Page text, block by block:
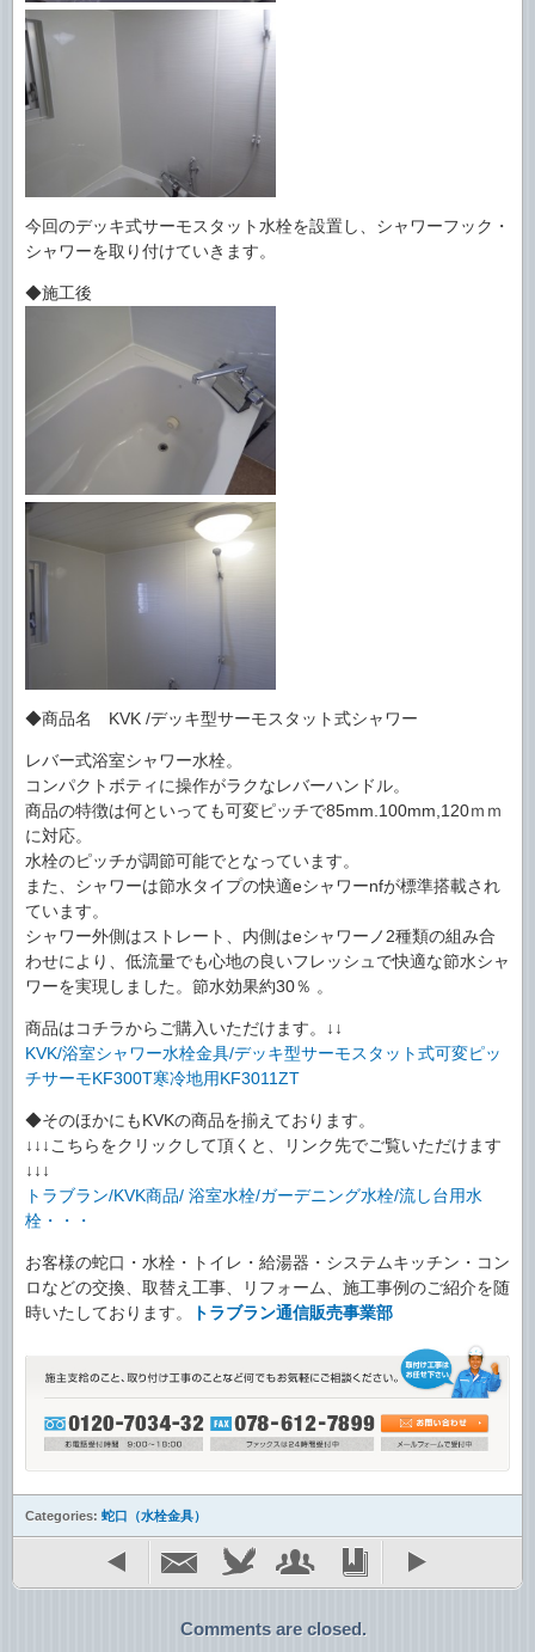
今回のデッキ式サーモスタット水栓を設置し、シャワーフック・
シャワーを取り付けていきます。
◆施工後
◆商品名 KVK /デッキ型サーモスタット式シャワー
レバー式浴室シャワー水栓。
コンパクトボティに操作がラクなレバーハンドル。
商品の特徴は何といっても可変ピッチで85mm.100mm,120ｍｍ
に対応。
水栓のピッチが調節可能でとなっています。
また、シャワーは節水タイプの快適eシャワーnfが標準搭載され
ています。
シャワー外側はストレート、内側はeシャワーノ2種類の組み合
わせにより、低流量でも心地の良いフレッシュで快適な節水シャ
ワーを実現しました。節水効果約30％ 。
商品はコチラからご購入いただけます。↓↓
KVK/浴室シャワー水栓金具/デッキ型サーモスタット式可変ピッ
チサーモKF300T寒冷地用KF3011ZT
◆そのほかにもKVKの商品を揃えております。
↓↓↓こちらをクリックして頂くと、リンク先でご覧いただけます
↓↓↓
トラブラン/KVK商品/ 浴室水栓/ガーデニング水栓/流し台用水
栓・・・
お客様の蛇口・水栓・トイレ・給湯器・システムキッチン・コン
ロなどの交換、取替え工事、リフォーム、施工事例のご紹介を随
時いたしております。
トラブラン通信販売事業部
Categories: 蛇口（水栓金具）
Comments are closed.